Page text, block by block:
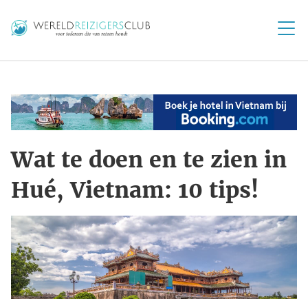
Wat te doen en te zien in
Hué, Vietnam: 10 tips!